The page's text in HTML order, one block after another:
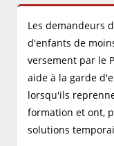
Les demandeurs
d'enfants de
versement par le
aide à la garde
lorsqu'ils
formation et ont,
solutions